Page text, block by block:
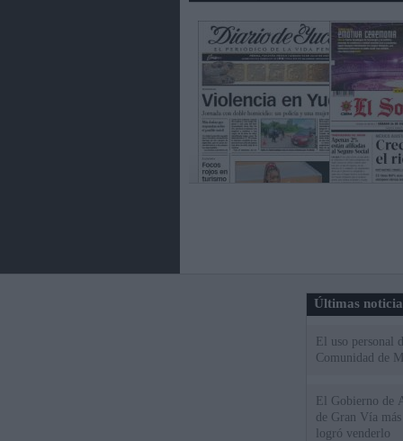
Últimas
El uso personal
Comunidad de
El Gobierno de
de Gran Vía
logró venderlo